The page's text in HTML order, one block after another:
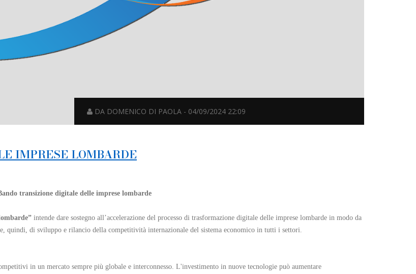
DA DOMENICO DI PAOLA - 04/09/2024 22:09
IMPRESE LOMBARDE
transizione digitale delle imprese lombarde
intende dare sostegno all’accelerazione del processo di trasformazione digitale delle imprese lombarde in modo da
quindi, di sviluppo e rilancio della competitività internazionale del sistema economico in tutti i settori.
in un mercato sempre più globale e interconnesso. L'investimento in nuove tecnologie può aumentare